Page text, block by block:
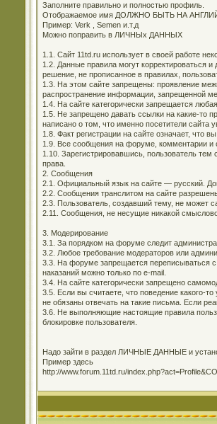
Заполните правильно и полностью профиль.
Отображаемое имя ДОЛЖНО БЫТЬ НА
Пример: Verk , Semen и.т.д
Можно поправить в ЛИЧНЫх ДАННЫХ
1.1. Сайт 11td.ru использует в своей работе
1.2. Данные правила могут корректироваться
решение, не прописанное в правилах,
1.3. На этом сайте запрещены: проявление
распространение информации, запрещенной
1.4. На сайте категорически запрещается
1.5. Не запрещено давать ссылки на какие-то
написано о том, что именно посетители сайта
1.8. Факт регистрации на сайте означает, что
1.9. Все сообщения на форуме, комментарии и
1.10. Зарегистрировавшись, пользователь
права.
2. Сообщения
2.1. Официальный язык на сайте — русский.
2.2. Сообщения транслитом на сайте
2.3. Пользователь, создавший тему, не может
2.11. Сообщения, не несущие никакой
3. Модерирование
3.1. За порядком на форуме следит
3.2. Любое требование модераторов или
3.3. На форуме запрещается переписываться
наказаний можно только по e-mail.
3.4. На сайте категорически запрещено
3.5. Если вы считаете, что поведение
не обязаны отвечать на такие письма. Если
3.6. Не выполняющие настоящие правила
блокировке пользователя.
Надо зайти в раздел ЛИЧНЫЕ ДАННЫЕ и
Пример здесь
http://www.forum.11td.ru/